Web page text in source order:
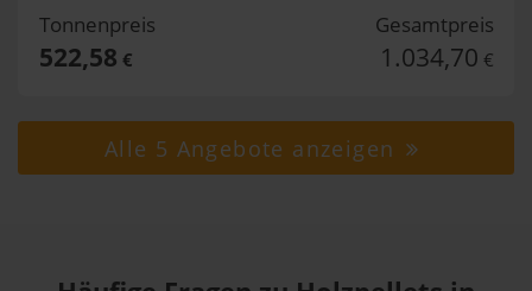
Tonnenpreis
522,58 €
Gesamtpreis
1.034,70 €
Alle 5 Angebote anzeigen